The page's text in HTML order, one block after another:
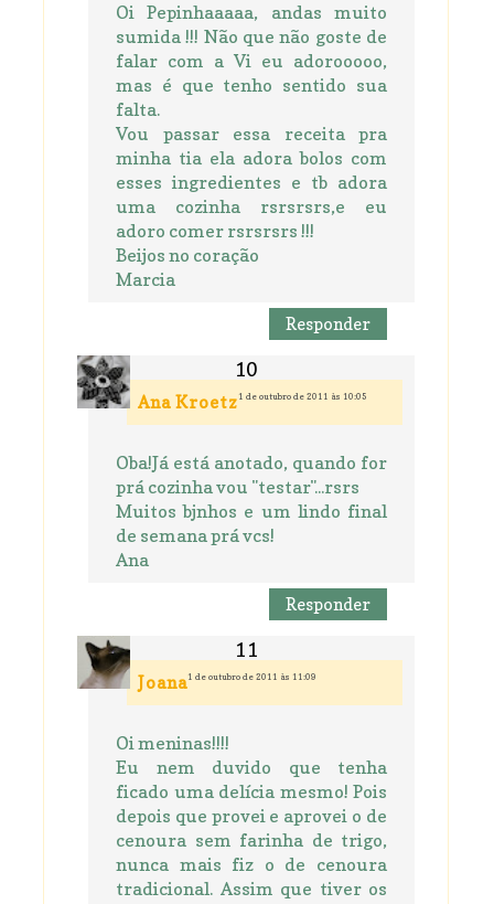
Oi Pepinhaaaaa, andas muito
sumida !!! Não que não goste de
falar com a Vi eu adorooooo,
mas é que tenho sentido sua
falta.
Vou passar essa receita pra
minha tia ela adora bolos com
esses ingredientes e tb adora
uma cozinha rsrsrsrs,e eu
adoro comer rsrsrsrs !!!
Beijos no coração
Marcia
Responder
Ana Kroetz 1 de outubro de 2011 às 10:05
Oba!Já está anotado, quando for
prá cozinha vou "testar"...rsrs
Muitos bjnhos e um lindo final
de semana prá vcs!
Ana
Responder
Joana1 de outubro de 2011 às 11:09
Oi meninas!!!!
Eu nem duvido que tenha
ficado uma delícia mesmo! Pois
depois que provei e aprovei o de
cenoura sem farinha de trigo,
nunca mais fiz o de cenoura
tradicional. Assim que tiver os